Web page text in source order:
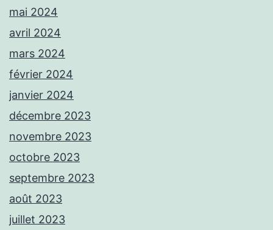
mai 2024
avril 2024
mars 2024
février 2024
janvier 2024
décembre 2023
novembre 2023
octobre 2023
septembre 2023
août 2023
juillet 2023